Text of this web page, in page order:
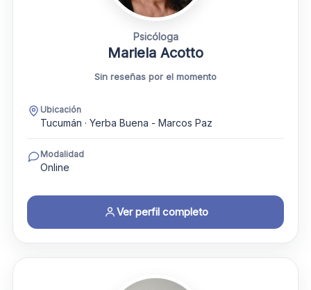
Psicóloga
Mariela Acotto
Sin reseñas por el momento
Ubicación
Tucumán · Yerba Buena - Marcos Paz
Modalidad
Online
Ver perfil completo